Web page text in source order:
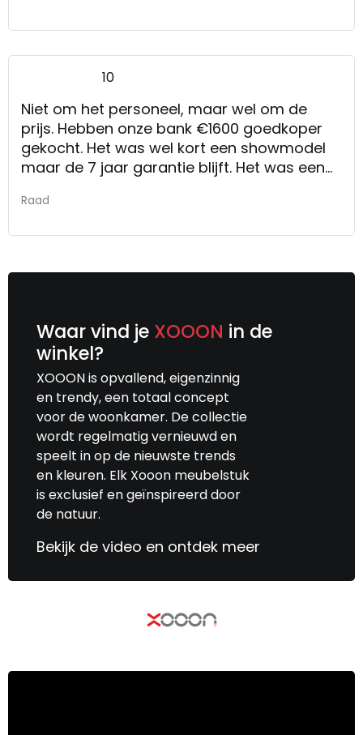
10
Niet om het personeel, maar wel om de
prijs. Hebben onze bank €1600 goedkoper
gekocht. Het was wel kort een showmodel
maar de 7 jaar garantie blijft. Het was een
gevraagd of er iets aan de prijs gedaan kon
Raad
Waar vind je XOOON in de
winkel?
XOOON is opvallend, eigenzinnig
en trendy, een totaal concept
voor de woonkamer. De collectie
wordt regelmatig vernieuwd en
speelt in op de nieuwste trends
en kleuren. Elk Xooon meubelstuk
is exclusief en geïnspireerd door
de natuur.
Bekijk de video en ontdek meer